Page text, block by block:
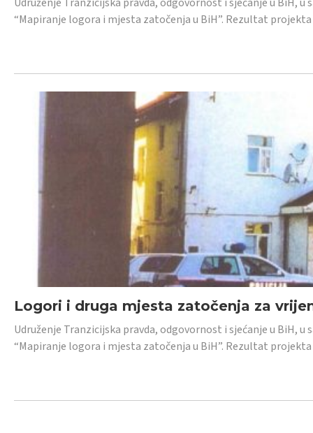
“Mapiranje logora i mjesta zatočenja u BiH”. Rezultat
Logori i druga mjesta zatočenja za
Udruženje Tranzicijska pravda, odgovornost i sjećanje u BiH,
“Mapiranje logora i mjesta zatočenja u BiH”. Rezultat